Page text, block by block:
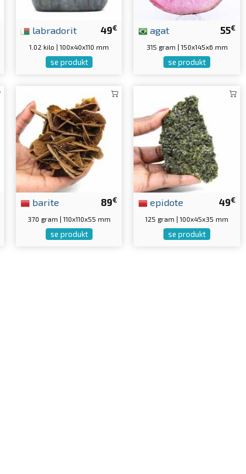
49€
labradorit
1.02 kilo | 100x40x110 mm
se produkt
55€
agat
315 gram | 150x145x6 mm
se produkt
89€
barite
370 gram | 110x110x55 mm
se produkt
49€
epidote
125 gram | 100x45x35 mm
se produkt